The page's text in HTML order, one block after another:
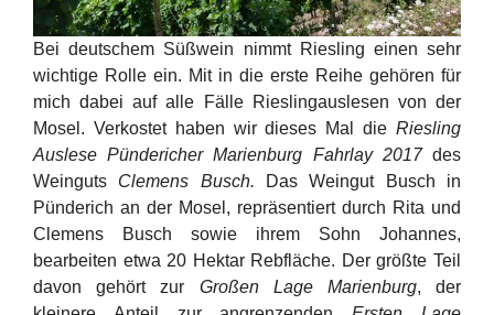
Bei deutschem Süßwein nimmt Riesling einen sehr
wichtige Rolle ein. Mit in die erste Reihe gehören für
mich dabei auf alle Fälle Rieslingauslesen von der
Mosel. Verkostet haben wir dieses Mal die Riesling
Auslese Pündericher Marienburg Fahrlay 2017des
Weinguts Clemens Busch.
Das Weingut Busch in
Pünderich an der Mosel, repräsentiert durch Rita und
Clemens Busch sowie ihrem Sohn Johannes,
bearbeiten etwa 20 Hektar Rebfläche. Der größte Teil
davon gehört zur Großen Lage Marienburg, der